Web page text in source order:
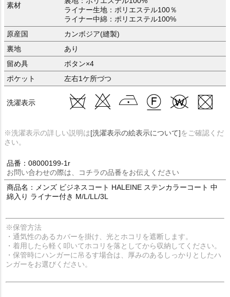
素材
ライナー生地：ポリエステル100％
ライナー中綿：ポリエステル100%
原産国
カンボジア(縫製)
裏地
あり
留め具
ボタン×4
ポケット
左右1ケ所づつ
洗濯表示
※洗濯表示の詳しい説明は[洗濯表示の絵表示について]をご確認くだ
さい。
品番：08000199-1r
お問い合わせの際は、コチラの品番をお伝えください
商品名：メンズ ビジネスコート HALEINE ステンカラーコート 中
綿入り ライナー付き M/L/LL/3L
※保管方法
・通気性のあるカバーを掛け、光とホコリを遮断します。
・着用したら軽く叩いてホコリを落としてから収納してください。
・保管時にハンガーに吊るす場合は、厚みのあるしっかりとしたハ
ンガーをお選びください。